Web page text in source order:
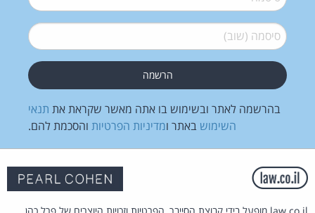
סיסמה (שוב)*
בהרשמה לאתר ובשימוש בו אתה מאשר שקראת את תנאי
השימוש באתר ומדיניות הפרטיות והסכמת להם.